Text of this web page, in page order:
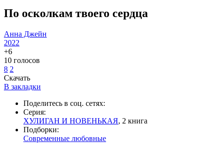
По осколкам твоего сердца
Анна Джейн
2022
+6
10 голосов
8 2
Скачать
В закладки
Поделитесь в соц. сетях:
Серия:
ХУЛИГАН И НОВЕНЬКАЯ, 2 книга
Подборки:
Современные любовные